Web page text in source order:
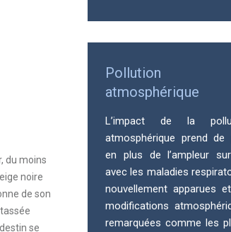
du moins
noire
de son
se
Pollution
atmosphérique
L’impact de la
atmosphérique prend de
en plus de l’ampleur
avec les maladies
nouvellement apparues
modifications
remarquées comme les